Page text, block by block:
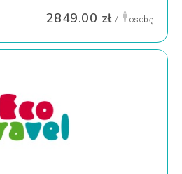
2849.00 zł / osobę